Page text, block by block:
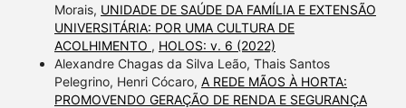
Morais, UNIDADE DE SAÚDE DA FAMÍLIA E EXTENSÃO
UNIVERSITÁRIA: POR UMA CULTURA DE
ACOLHIMENTO , HOLOS: v. 6 (2022)
Alexandre Chagas da Silva Leão, Thais Santos
Pelegrino, Henri Cócaro, A REDE MÃOS À HORTA:
PROMOVENDO GERAÇÃO DE RENDA E SEGURANÇA